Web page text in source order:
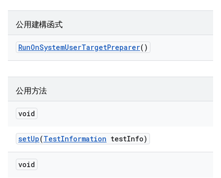
公用建構函式
RunOnSystemUserTargetPreparer()
公用方法
void
setUp(TestInformation testInfo)
void